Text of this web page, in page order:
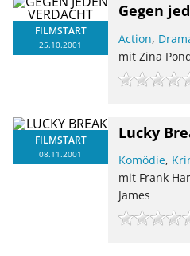
FILMSTART
25.10.2001
Gegen
Action,
mit Zina
FILMSTART
08.11.2001
Lucky
Komödie,
mit Frank
James